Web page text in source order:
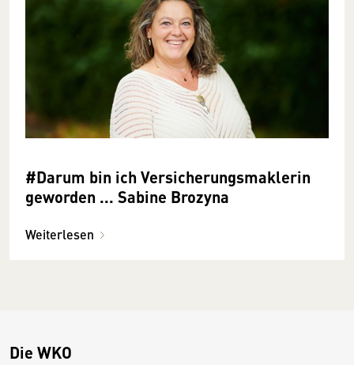
#Darum bin ich Versicherungsmaklerin
geworden ... Sabine Brozyna
Weiterlesen
Die WKO